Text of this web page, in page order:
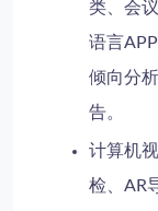
类、会
语言
倾向分
告。
计算机
检、AR